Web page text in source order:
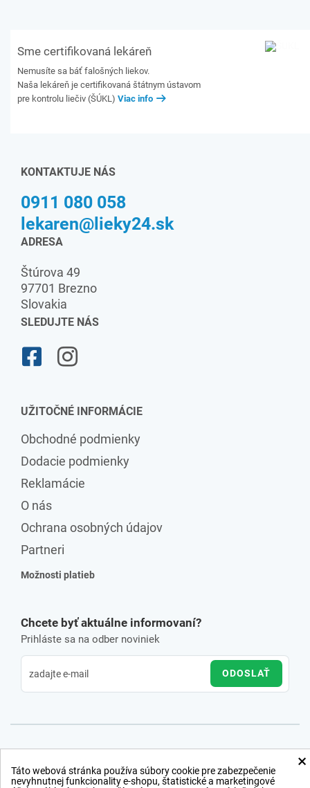
Sme certifikovaná lekáreň
Nemusíte sa báť falošných liekov.
Naša lekáreň je certifikovaná štátnym ústavom
pre kontrolu liečiv (ŠÚKL) Viac info
KONTAKTUJE NÁS
0911 080 058
lekaren@lieky24.sk
ADRESA
Štúrova 49
97701 Brezno
Slovakia
SLEDUJTE NÁS
UŽITOČNÉ INFORMÁCIE
Obchodné podmienky
Dodacie podmienky
Reklamácie
O nás
Ochrana osobných údajov
Partneri
Možnosti platieb
Chcete byť aktuálne informovaní?
Prihláste sa na odber noviniek
ODOSLAŤ
×
Táto webová stránka používa súbory cookie pre zabezpečenie
nevyhnutnej funkcionality e-shopu, štatistické a marketingové